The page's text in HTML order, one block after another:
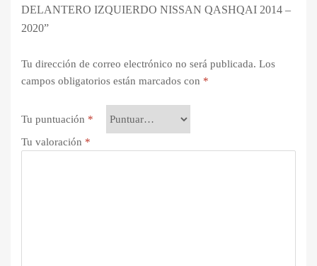
DELANTERO IZQUIERDO NISSAN QASHQAI 2014 –
2020”
Tu dirección de correo electrónico no será publicada. Los
campos obligatorios están marcados con *
Tu puntuación *
Tu valoración *